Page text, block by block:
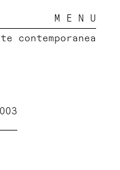
M E N U
contemporanea